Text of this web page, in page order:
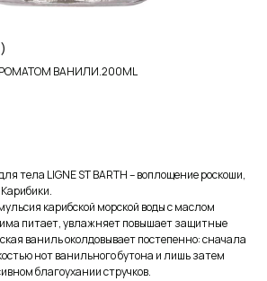
)
ВАНИЛИ.200ML
тела LIGNE ST BARTH – воплощение роскоши,
карибской морской воды с маслом
питает, увлажняет повышает защитные
ваниль околдовывает постепенно: сначала
нот ванильного бутона и лишь затем
благоухании стручков.